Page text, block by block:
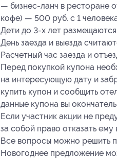
— бизнес-ланч в ресторане
кофе) — 500 руб. с 1
Дети до 3-х лет
День заезда и выезда
Расчетный час заезда и
Перед покупкой купона
на интересующую дату и
купить купон и сообщить
данные купона вы
Если участник акции не
за собой право отказать
Все вопросы можно решить
Новогоднее предложение